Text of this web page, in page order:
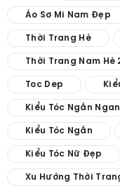
Áo Sơ Mi Nam Đẹp
Thời Trang Hè
Thời Trang Nam Hè
Toc Dep
Kiểu Tóc Ngắn
Kiểu Tóc Ngắn
Kiểu Tóc Nữ Đẹp
Xu Hướng Thời